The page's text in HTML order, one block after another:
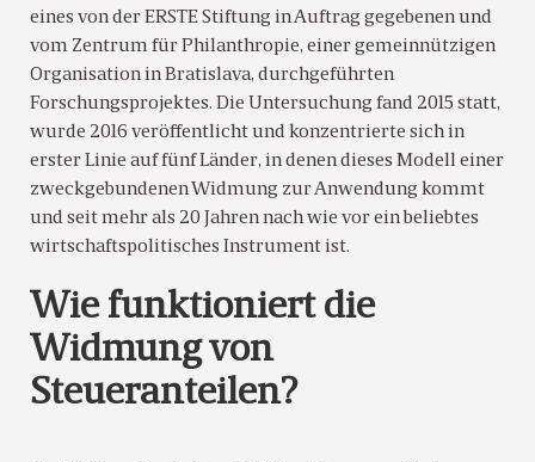
eines von der ERSTE Stiftung in Auftrag gegebenen und
vom Zentrum für Philanthropie, einer gemeinnützigen
Organisation in Bratislava, durchgeführten
Forschungsprojektes. Die Untersuchung fand 2015 statt,
wurde 2016 veröffentlicht und konzentrierte sich in
erster Linie auf fünf Länder, in denen dieses Modell einer
zweckgebundenen Widmung zur Anwendung kommt
und seit mehr als 20 Jahren nach wie vor ein beliebtes
wirtschaftspolitisches Instrument ist.
Wie funktioniert die
Widmung von
Steueranteilen?